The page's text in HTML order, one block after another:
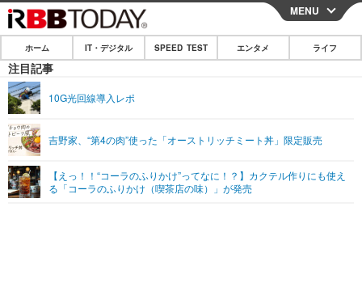
CLOSE
ホーム
IT・デジタル
ショッピング その他
SPEED TEST
エンタメ
エンタメTOP 映画・ドラマ
ライフ
MENU
ホーム IT・デジタル SPEED TEST エンタメ ライフ
注目記事
10G光回線導入レポ
吉野家、“第4の肉”使った「オーストリッチミート丼」限定販売
【えっ！！“コーラのふりかけ”ってなに！？】カクテル作りにも使え
る「コーラのふりかけ（喫茶店の味）」が発売